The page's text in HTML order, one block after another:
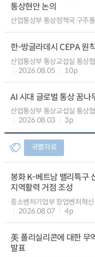
통상현안 논의
산업통상부 통상정책국 구주
한-방글라데시 CEPA 원
산업통상부 통상교섭실 통상
2026.08.05
10p
AI 시대 글로벌 통상 꿈나
산업통상부 통상교섭실 통상
2026.08.03
3p
국별자료
봉화 K-베트남 밸리특구
지역활력 거점 조성
중소벤처기업부 창업벤처혁
2026.08.07
4p
美 폴리실리콘에 대한 무
발표